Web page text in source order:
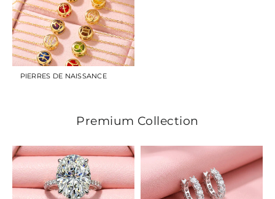
PIERRES DE NAISSANCE
Premium Collection